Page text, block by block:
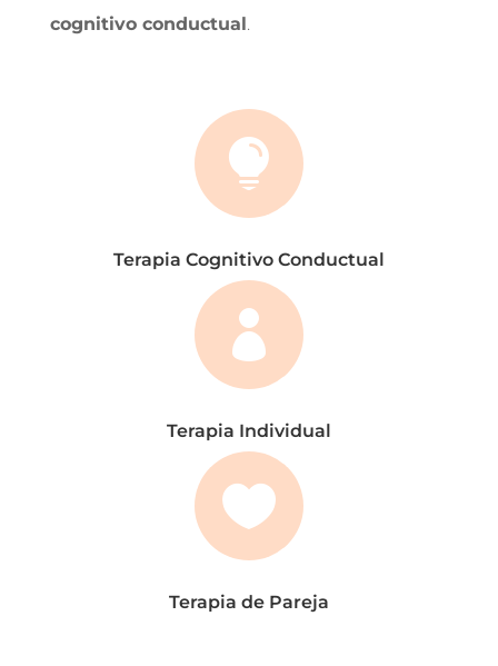
cognitivo conductual.

Terapia Cognitivo Conductual

Terapia Individual

Terapia de Pareja